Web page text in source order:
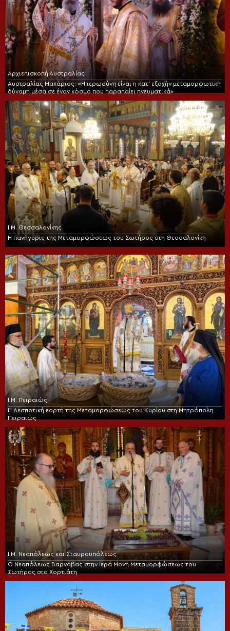
Αρχιεπισκοπή Αυστραλίας
Αυστραλίας Μακάριος: «Η ιερωσύνη είναι η κατ’ εξοχήν μεταμορφωτική
δύναμη μέσα σε έναν κόσμο που παραπαίει πνευματικά»
Ι.Μ. Θεσσαλονίκης
Η πανήγυρις της Μεταμορφώσεως του Σωτήρος στη Θεσσαλονίκη
Ι.Μ. Πειραιώς
Η Δεσποτική εορτή της Μεταμορφώσεως του Κυρίου στη Μητρόπολη
Πειραιώς
Ι.Μ. Νεαπόλεως και Σταυρουπόλεως
Ο Νεαπόλεως Βαρνάβας στην Ιερά Μονή Μεταμορφώσεως του
Σωτήρος στο Χορτιάτη